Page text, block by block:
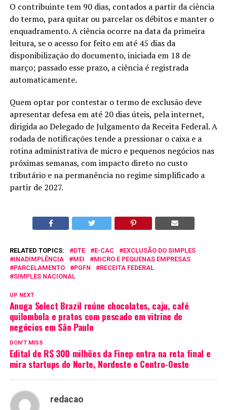
O contribuinte tem 90 dias, contados a partir da ciência
do termo, para quitar ou parcelar os débitos e manter o
enquadramento. A ciência ocorre na data da primeira
leitura, se o acesso for feito em até 45 dias da
disponibilização do documento, iniciada em 18 de
março; passado esse prazo, a ciência é registrada
automaticamente.
Quem optar por contestar o termo de exclusão deve
apresentar defesa em até 20 dias úteis, pela internet,
dirigida ao Delegado de Julgamento da Receita Federal. A
rodada de notificações tende a pressionar o caixa e a
rotina administrativa de micro e pequenos negócios nas
próximas semanas, com impacto direto no custo
tributário e na permanência no regime simplificado a
partir de 2027.
RELATED TOPICS: DTE E-CAC
EXCLUSÃO DO SIMPLES
INADIMPLÊNCIA
MEI
MICRO E PEQUENAS EMPRESAS
PARCELAMENTO
PGFN
RECEITA FEDERAL
SIMPLES NACIONAL
UP NEXT
Anuga Select Brazil reúne chocolates, caju, café
quilombola e pratos com pescado em vitrine de
negócios em São Paulo
DON'T MISS
Edital de R$ 300 milhões da Finep entra na reta final e
mira startups do Norte, Nordeste e Centro-Oeste
redacao